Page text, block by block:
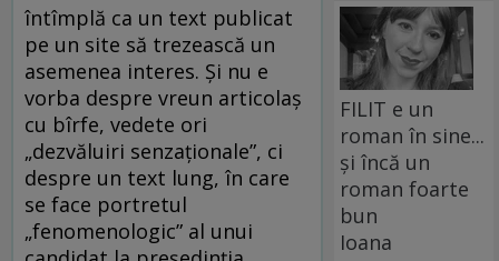
întîmplă ca un text publicat
pe un site să trezească un
asemenea interes. Și nu e
vorba despre vreun articolaș
cu bîrfe, vedete ori
„dezvăluiri senzaționale”, ci
despre un text lung, în care
se face portretul
„fenomenologic” al unui
FILIT e un
roman în sine...
și încă un
roman foarte
bun
Ioana